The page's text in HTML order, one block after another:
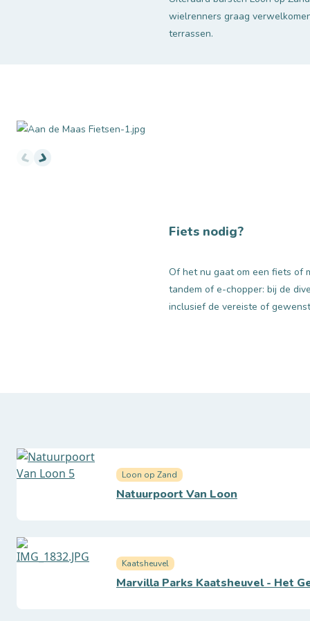
wielrenners graag
terrassen.
foto's racefiets
Fiets nodig?
Of het nu gaat om een fiets of
tandem of e-chopper: bij de
inclusief de vereiste of
Loon op Zand
Natuurpoort Van Loon
Kaatsheuvel
Marvilla Parks Kaatsheuvel - Het